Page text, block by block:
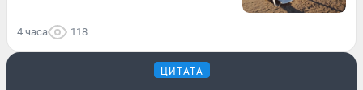
4 часа 118
ЦИТАТА